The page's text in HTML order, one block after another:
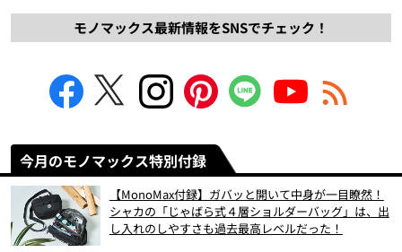
モノマックス最新情報をSNSでチェック！
今月のモノマックス特別付録
【MonoMax付録】ガバッと開いて中身が一目瞭然！
シャカの「じゃばら式４層ショルダーバッグ」は、出
し入れのしやすさも過去最高レベルだった！